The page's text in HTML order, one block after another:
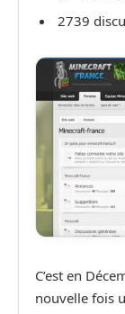
2739
C’est en
nouvelle fois